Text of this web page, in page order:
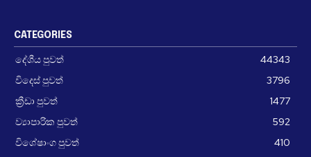
CATEGORIES
දේශීය පුවත්
44343
විදෙස් පුවත්
3796
ක්‍රීඩා පුවත්
1477
ව්‍යාපාරික පුවත්
592
විශේෂාංග පුවත්
410